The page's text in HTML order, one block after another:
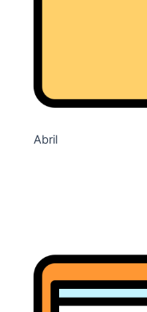
Abril